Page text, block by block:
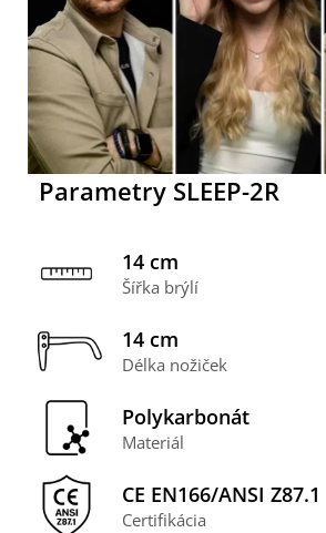
Parametry SLEEP-2R
14 cm
Šířka brýlí
14 cm
Délka nožiček
Polykarbonát
Materiál
CE EN166/ANSI Z87.1
Certifikácia